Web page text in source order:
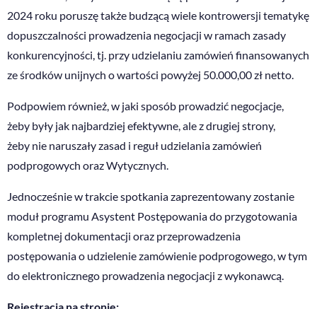
2024 roku poruszę także budzącą wiele kontrowersji tematykę
dopuszczalności prowadzenia negocjacji w ramach zasady
konkurencyjności, tj. przy udzielaniu zamówień finansowanych
ze środków unijnych o wartości powyżej 50.000,00 zł netto.
Podpowiem również, w jaki sposób prowadzić negocjacje,
żeby były jak najbardziej efektywne, ale z drugiej strony,
żeby nie naruszały zasad i reguł udzielania zamówień
podprogowych oraz Wytycznych.
Jednocześnie w trakcie spotkania zaprezentowany zostanie
moduł programu Asystent Postępowania do przygotowania
kompletnej dokumentacji oraz przeprowadzenia
postępowania o udzielenie zamówienie podprogowego, w tym
do elektronicznego prowadzenia negocjacji z wykonawcą.